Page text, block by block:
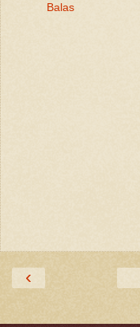
Balas
‹